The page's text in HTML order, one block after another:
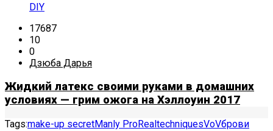
DIY
17687
10
0
Дзюба Дарья
Жидкий латекс своими руками в домашних
условиях — грим ожога на Хэллоуин 2017
Tags:make-up secretManly ProRealtechniquesVoVброви